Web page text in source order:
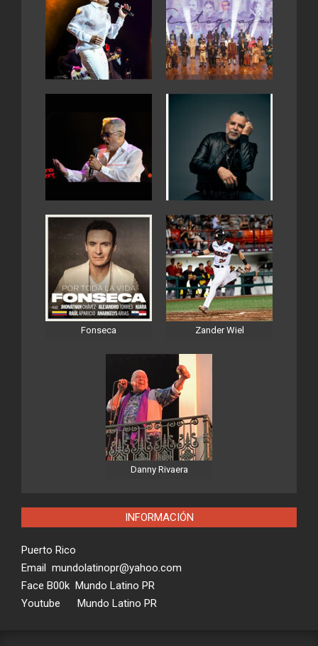
Fonseca Zander Wiel
Danny Rivaera
INFORMACIÓN
Puerto Rico
Email mundolatinopr@yahoo.com
Face B00k Mundo Latino PR
Youtube Mundo Latino PR